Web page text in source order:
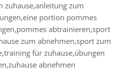
zuhause,anleitung zum
portion pommes
abtrainieren,sport
zum abnehmen,sport zum
für zuhause,übungen
abnehmen